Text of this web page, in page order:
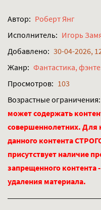
Автор: Роберт Янг
Исполнитель: Игорь
Добавлено: 30-04-2026,
Жанр: Фантастика,
Просмотров: 103
Возрастные ограничения:
может содержать
совершеннолетних. Для
данного контента
присутствует наличие
запрещенного контента
удаления материала.